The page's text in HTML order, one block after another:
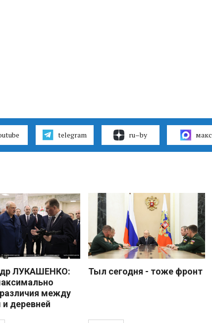
telegram ru–by макс
ЛУКАШЕНКО:
между
деревней
Тыл сегодня - тоже фронт